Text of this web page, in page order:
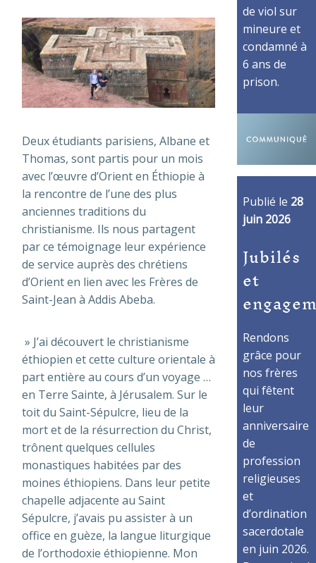
Deux étudiants parisiens, Albane et
Thomas, sont partis pour un mois
avec l’œuvre d’Orient en Éthiopie à
la rencontre de l’une des plus
anciennes traditions du
christianisme. Ils nous partagent
par ce témoignage leur expérience
de service auprès des chrétiens
d’Orient en lien avec les Frères de
Saint-Jean à Addis Abeba.
» J’ai découvert le christianisme
éthiopien et cette culture orientale à
part entière au cours d’un voyage …
en Terre Sainte, à Jérusalem. Sur le
toit du Saint-Sépulcre, lieu de la
mort et de la résurrection du Christ,
trônent quelques cellules
monastiques habitées par des
moines éthiopiens. Dans leur petite
chapelle adjacente au Saint
Sépulcre, j’avais pu assister à un
office en guèze, la langue liturgique
de l’orthodoxie éthiopienne. Mon
de viol sur
mineure et
condamné à
6 ans de
prison.
Publié le 28
juin 2026
Jubilés
et
Rendons
grâce pour
nos frères
qui fêtent
leur
anniversaire
de
profession
religieuses
et
d’ordination
sacerdotale
en juin 2026.